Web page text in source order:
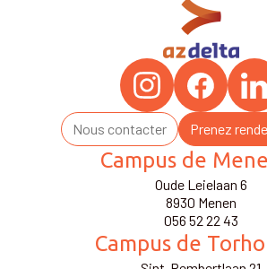
Campus de
Campus de
Oude Leielaan 6
8930 Menen
056 52 22 43
Prenez
Nous contacter